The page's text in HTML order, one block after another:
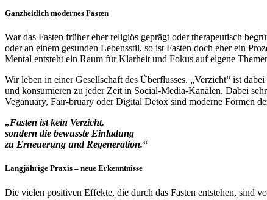
Ganzheitlich modernes Fasten
War das Fasten früher eher religiös geprägt oder therapeutisch
oder an einem gesunden Lebensstil, so ist Fasten doch eher ein
Mental entsteht ein Raum für Klarheit und Fokus auf eigene
Wir leben in einer Gesellschaft des Überflusses. „Verzicht“ ist
und konsumieren zu jeder Zeit in Social-Media-Kanälen. Dabei
Veganuary, Fair-bruary oder Digital Detox sind moderne Formen
„Fasten ist kein Verzicht,
sondern die bewusste Einladung
zu Erneuerung und Regeneration.“
Langjährige Praxis – neue Erkenntnisse
Die vielen positiven Effekte, die durch das Fasten entstehen, sind